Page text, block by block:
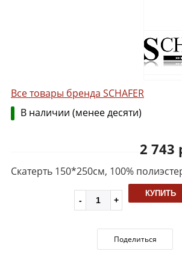
Все товары бренда SCHAFER
В наличии (менее десяти)
2 743
Скатерть 150*250см, 100%
КУПИТЬ
Поделиться